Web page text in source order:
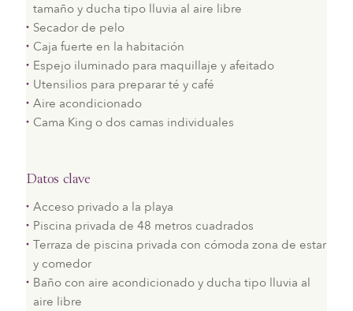
tamaño y ducha tipo lluvia al aire libre
Secador de pelo
Caja fuerte en la habitación
Espejo iluminado para maquillaje y afeitado
Utensilios para preparar té y café
Aire acondicionado
Cama King o dos camas individuales
Datos clave
Acceso privado a la playa
Piscina privada de 48 metros cuadrados
Terraza de piscina privada con cómoda zona de estar
y comedor
Baño con aire acondicionado y ducha tipo lluvia al
aire libre